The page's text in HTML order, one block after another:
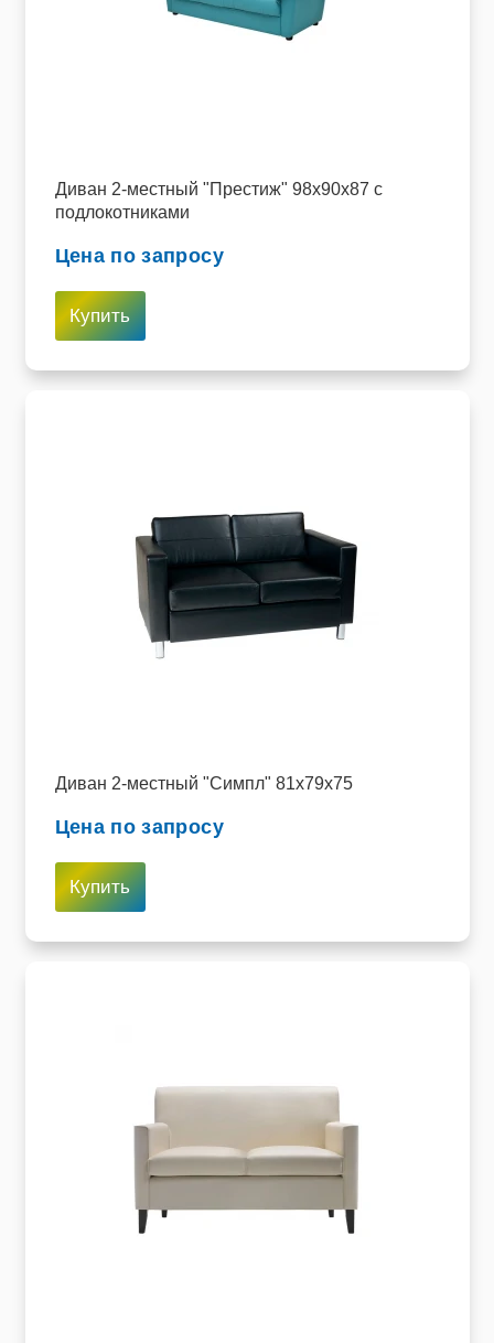
Диван 2-местный "Престиж" 98х90х87 с
подлокотниками
Цена по запросу
Купить
Диван 2-местный "Симпл" 81х79х75
Цена по запросу
Купить